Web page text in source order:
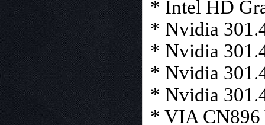
* Intel HD
* Nvidia
* Nvidia
* Nvidia
* Nvidia
* VIA